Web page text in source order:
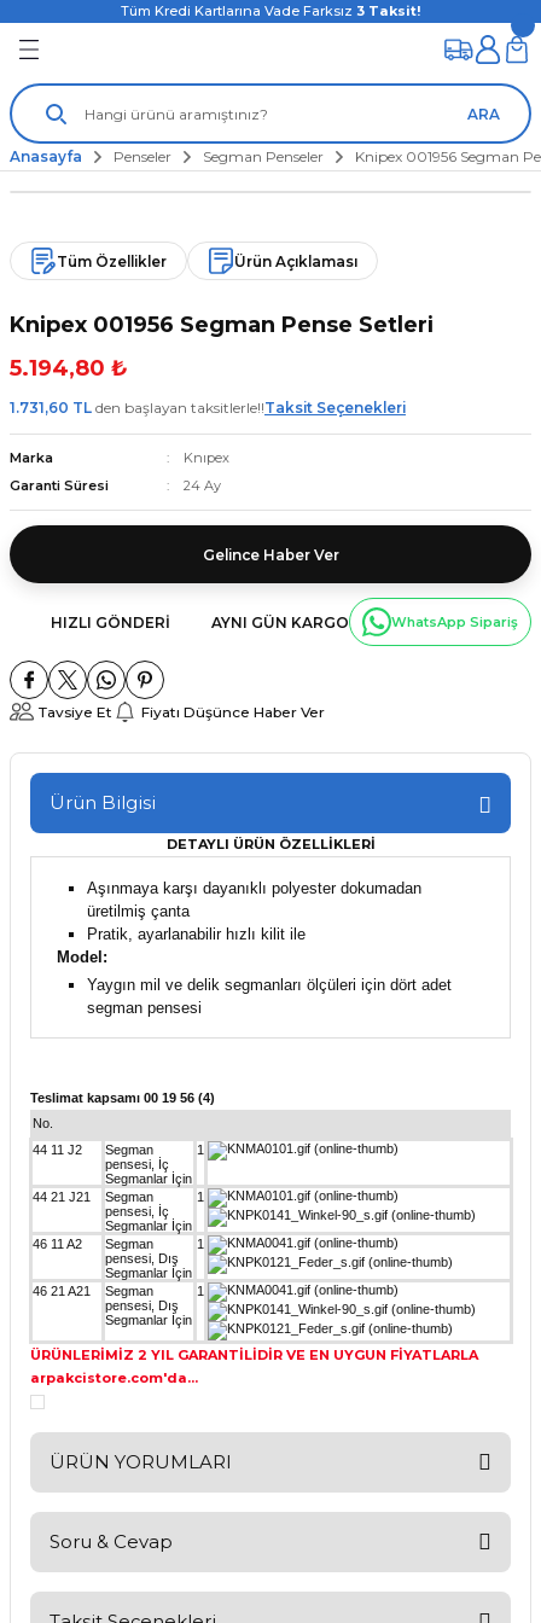
Tüm Kredi Kartlarına Vade Farksız 3 Taksit!
ARA
Anasayfa Penseler Segman Penseler Knipex 001956 Segman
Tüm Özellikler Ürün Açıklaması
Knipex 001956 Segman Pense Setleri
5.194,80 ₺
1.731,60 TL den başlayan taksitlerle!!Taksit Seçenekleri
Marka
Knıpex
Garanti Süresi
24 Ay
Gelince Haber Ver
HIZLI GÖNDERI AYNI GÜN KARGO WhatsApp Sipariş
Tavsiye Et Fiyatı Düşünce Haber Ver
Ürün Bilgisi
DETAYLI ÜRÜN ÖZELLİKLERİ
Aşınmaya karşı dayanıklı polyester dokumadan
üretilmiş çanta
Pratik, ayarlanabilir hızlı kilit ile
Model:
Yaygın mil ve delik segmanları ölçüleri için dört adet
segman pensesi
Teslimat kapsamı 00 19 56 (4)
No.
44 11 J2
Segman
pensesi, İç
Segmanlar İçin
1
44 21 J21
Segman
pensesi, İç
Segmanlar İçin
1
46 11 A2
Segman
pensesi, Dış
Segmanlar İçin
1
46 21 A21
Segman
pensesi, Dış
Segmanlar İçin
1
ÜRÜNLERİMİZ 2 YIL GARANTİLİDİR VE EN UYGUN FİYATLARLA
arpakcistore.com'da...
ÜRÜN YORUMLARI
Bu ürüne ilk yorumu siz yapın!
Soru & Cevap